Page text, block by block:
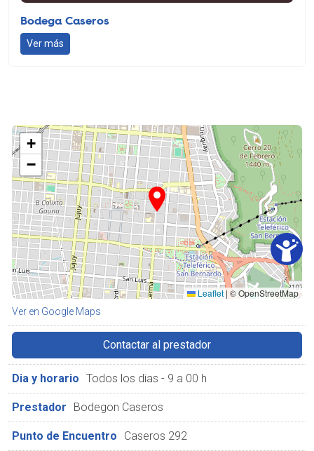
Bodega Caseros
Ver más
+
−
Leaflet | © OpenStreetMap
Ver en Google Maps
Contactar al prestador
Dia y horario Todos los dias - 9 a 00 h
Prestador Bodegon Caseros
Punto de Encuentro Caseros 292